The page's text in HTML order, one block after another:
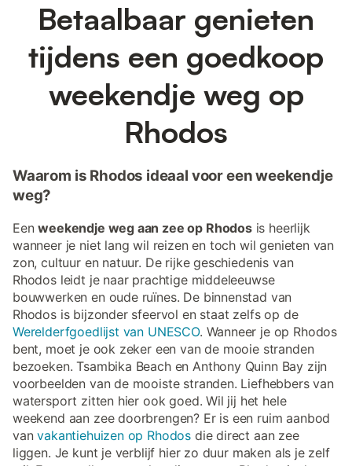
Betaalbaar genieten
tijdens een goedkoop
weekendje weg op
Rhodos
Waarom is Rhodos ideaal voor een weekendje
weg?
Eenweekendje weg aan zee op Rhodosis heerlijk
wanneer je niet lang wil reizen en toch wil genieten van
zon, cultuur en natuur. De rijke geschiedenis van
Rhodos leidt je naar prachtige middeleeuwse
bouwwerken en oude ruïnes. De binnenstad van
Rhodos is bijzonder sfeervol en staat zelfs op de
Werelderfgoedlijst van UNESCO. Wanneer je op Rhodos
bent, moet je ook zeker een van de mooie stranden
bezoeken. Tsambika Beach en Anthony Quinn Bay zijn
voorbeelden van de mooiste stranden. Liefhebbers van
watersport zitten hier ook goed. Wil jij het hele
weekend aan zee doorbrengen? Er is een ruim aanbod
vanvakantiehuizen op Rhodos die direct aan zee
liggen. Je kunt je verblijf hier zo duur maken als je zelf